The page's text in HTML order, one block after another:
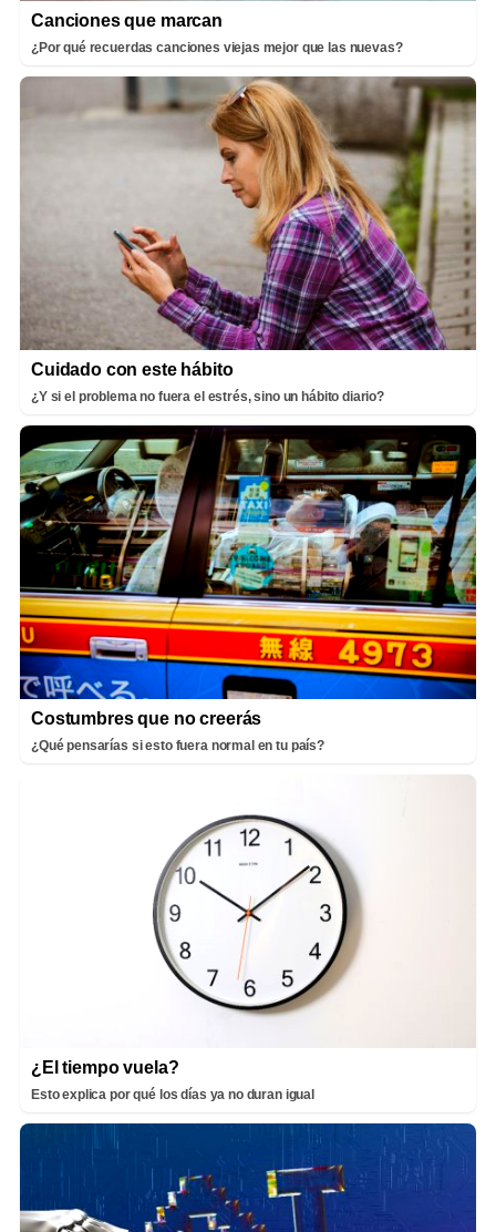
Canciones que marcan
¿Por qué recuerdas canciones viejas mejor que las nuevas?
Cuidado con este hábito
¿Y si el problema no fuera el estrés, sino un hábito diario?
Costumbres que no creerás
¿Qué pensarías si esto fuera normal en tu país?
¿El tiempo vuela?
Esto explica por qué los días ya no duran igual